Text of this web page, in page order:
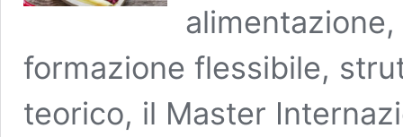
formazione flessibile,
teorico, il Master